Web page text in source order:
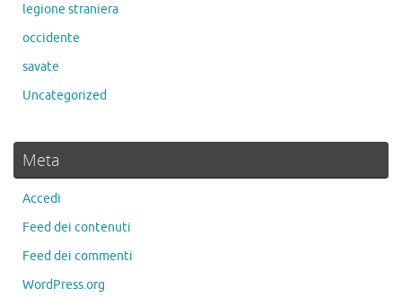
legione straniera
occidente
savate
Uncategorized
Meta
Accedi
Feed dei contenuti
Feed dei commenti
WordPress.org